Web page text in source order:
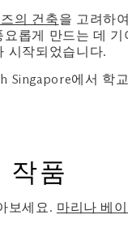
의 건축을 고려하
롭게 만드는 데
시작되었습니다.
Singapore에서 학
작품
보세요. 마리나 베